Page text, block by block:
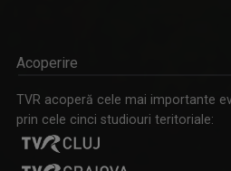
Acoperire
TVR acoperă cele mai importante
prin cele cinci studiouri teritoriale: